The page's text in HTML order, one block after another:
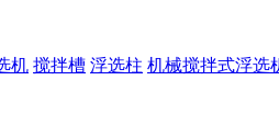
机 搅拌槽 浮选柱 机械搅拌式浮选